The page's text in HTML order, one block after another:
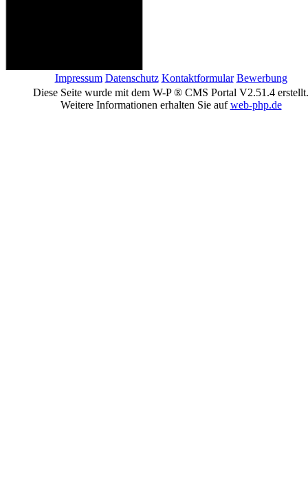
Impressum Datenschutz Kontaktformular Bewerbung
Diese Seite wurde mit dem W-P ® CMS Portal V2.51.4 erstellt.
Weitere Informationen erhalten Sie aufweb-php.de